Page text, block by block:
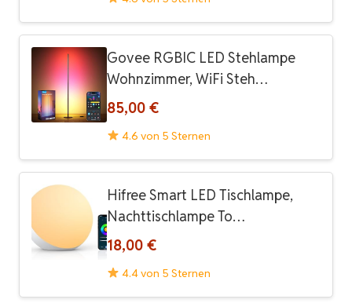
Govee RGBIC LED Stehlampe
Wohnzimmer, WiFi Steh…
85,00 €
4.6 von 5 Sternen
Hifree Smart LED Tischlampe,
Nachttischlampe To…
18,00 €
4.4 von 5 Sternen